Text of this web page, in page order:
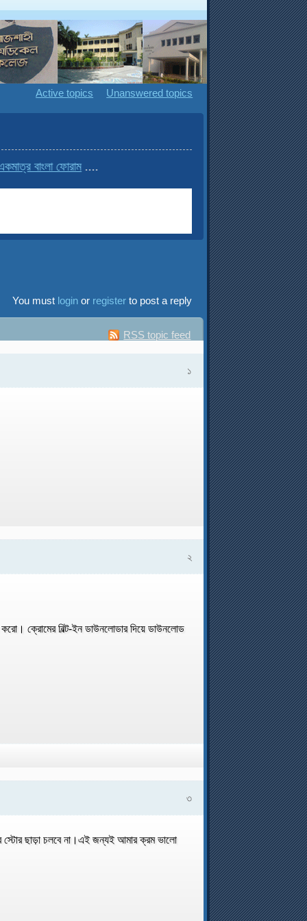
Active topics Unanswered topics
ফোরাম....
You must loginor registerto post a reply
RSS topic feed
১
২
ক্রোমের বিল্ট-ইন ডাউনলোডার দিয়ে ডাউনলোড
৩
স্টোর ছাড়া চলবে না।এই জন্যই আমার ক্রম ভালো